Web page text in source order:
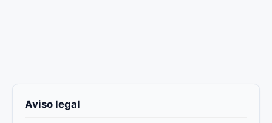
Aviso legal